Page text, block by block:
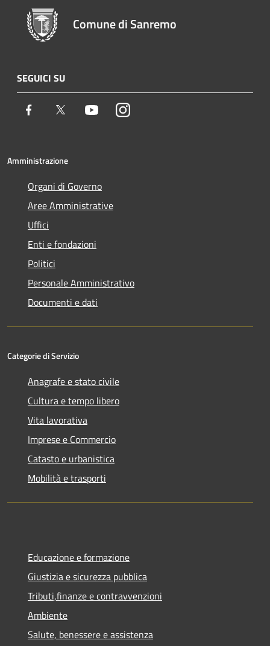
Comune di Sanremo
SEGUICI SU
Facebook Twitter YoutubeInstagram
Amministrazione
Organi di Governo
Aree Amministrative
Uffici
Enti e fondazioni
Politici
Personale Amministrativo
Documenti e dati
Categorie di Servizio
Anagrafe e stato civile
Cultura e tempo libero
Vita lavorativa
Imprese e Commercio
Catasto e urbanistica
Mobilità e trasporti
Educazione e formazione
Giustizia e sicurezza pubblica
Tributi,finanze e contravvenzioni
Ambiente
Salute, benessere e assistenza